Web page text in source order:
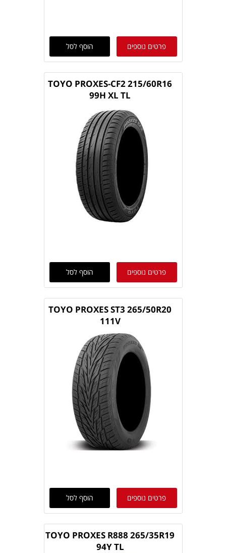
פרטים נוספים הוסף לסל
TOYO PROXES-CF2 215/60R16
99H XL TL
פרטים נוספים הוסף לסל
TOYO PROXES ST3 265/50R20
111V
פרטים נוספים הוסף לסל
TOYO PROXES R888 265/35R19
94Y TL